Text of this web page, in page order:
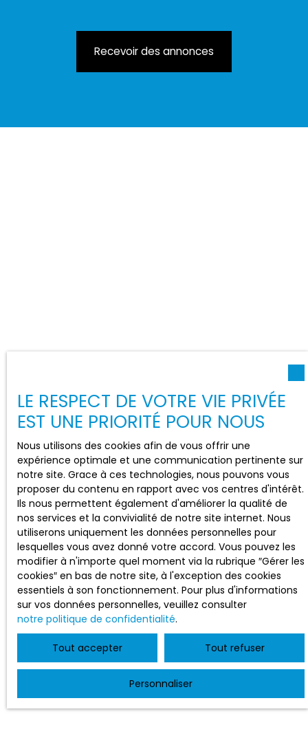
Recevoir des annonces
LE RESPECT DE VOTRE VIE PRIVÉE
EST UNE PRIORITÉ POUR NOUS
Nous utilisons des cookies afin de vous offrir une
expérience optimale et une communication pertinente sur
notre site. Grace à ces technologies, nous pouvons vous
proposer du contenu en rapport avec vos centres d'intérêt.
Ils nous permettent également d'améliorer la qualité de
nos services et la convivialité de notre site internet. Nous
utiliserons uniquement les données personnelles pour
lesquelles vous avez donné votre accord. Vous pouvez les
modifier à n'importe quel moment via la rubrique ″Gérer les
cookies″ en bas de notre site, à l'exception des cookies
essentiels à son fonctionnement. Pour plus d'informations
sur vos données personnelles, veuillez consulter
notre politique de confidentialité.
Tout accepter Tout refuser
Personnaliser